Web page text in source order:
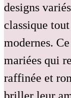
designs
classique
modernes.
mariées qui
raffinée et